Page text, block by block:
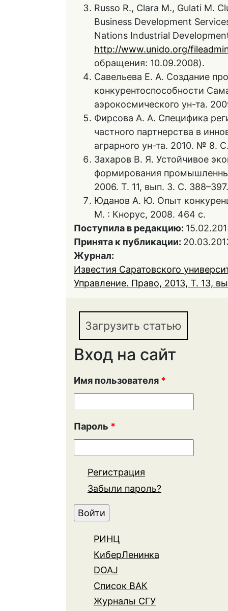
Russo R., Clara M., Gulati M.
Business Development
Nations Industrial
http://www.unido.org/
обращения: 10.09.2008).
Савельева Е. А. Создание
конкурентоспособности
аэрокосмического ун-та.
Фирсова А. А. Специфика
частного партнерства в
аграрного ун-та. 2010. № 8.
Захаров В. Я. Устойчивое
формирования
2006. Т. 11, вып. 3. С. 388–397.
Юданов А. Ю. Опыт
М. : Кнорус, 2008. 464 с.
Поступила в редакцию:
Принята к публикации:
Журнал:
Известия Саратовского
Управление. Право, 2013, Т. 13,
Загрузить статью
Вход на сайт
Имя пользователя *
Пароль *
Регистрация
Забыли пароль?
РИНЦ
КиберЛенинка
DOAJ
Список ВАК
Журналы СГУ